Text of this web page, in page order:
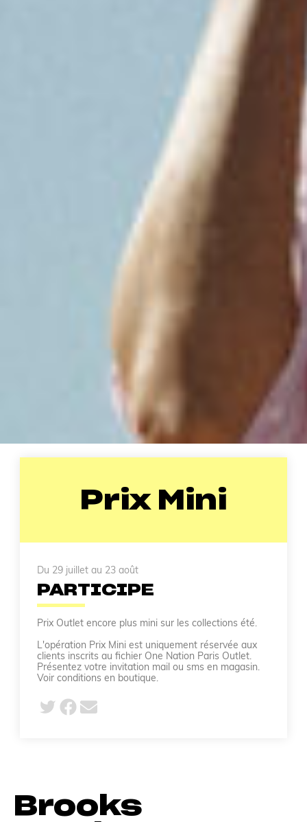
Prix Mini
Du 29 juillet au 23 août
PARTICIPE
Prix Outlet encore plus mini sur les collections été.
L'opération Prix Mini est uniquement réservée aux
clients inscrits au fichier One Nation Paris Outlet.
Présentez votre invitation mail ou sms en magasin.
Voir conditions en boutique.
Brooks